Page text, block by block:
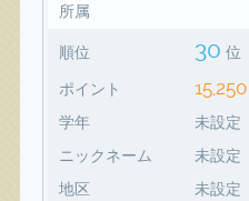
所属
順位 30 位
ポイント 15,250
学年
未設定
ニックネーム
未設定
地区
未設定